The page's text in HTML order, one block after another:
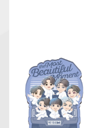
仮面ライダーシリー
ズ
キャラパキ